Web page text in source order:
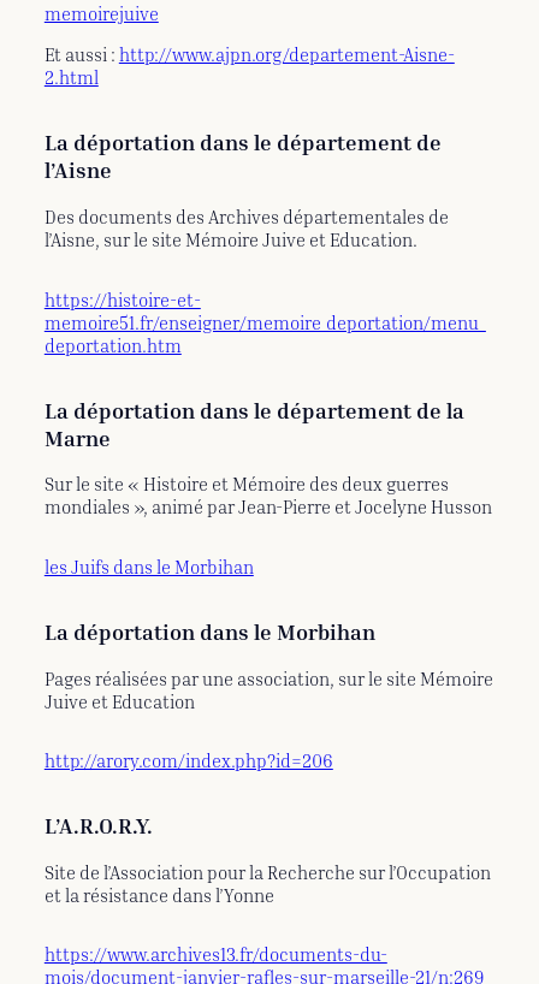
memoirejuive
Et aussi : http://www.ajpn.org/departement-Aisne-
2.html
La déportation dans le département de
l’Aisne
Des documents des Archives départementales de
l’Aisne, sur le site Mémoire Juive et Education.
https://histoire-et-
memoire51.fr/enseigner/memoire_deportation/menu_
deportation.htm
La déportation dans le département de la
Marne
Sur le site « Histoire et Mémoire des deux guerres
mondiales », animé par Jean-Pierre et Jocelyne Husson
les Juifs dans le Morbihan
La déportation dans le Morbihan
Pages réalisées par une association, sur le site Mémoire
Juive et Education
http://arory.com/index.php?id=206
L’A.R.O.R.Y.
Site de l’Association pour la Recherche sur l’Occupation
et la résistance dans l’Yonne
https://www.archives13.fr/documents-du-
mois/document-janvier-rafles-sur-marseille-21/n:269